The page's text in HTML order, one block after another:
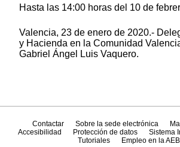
Hasta las 14:00 horas del 10 de
Valencia, 23 de enero de 2020.-
y Hacienda en la Comunidad
Gabriel Ángel Luis Vaquero.
Contactar Sobre la sede electrónica
Accesibilidad
Protección de datos
Sistema
Tutoriales
Empleo en la